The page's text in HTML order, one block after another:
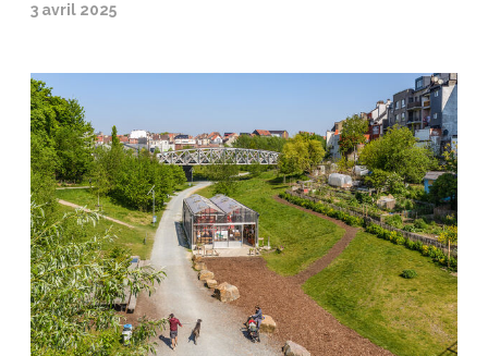
3 avril 2025